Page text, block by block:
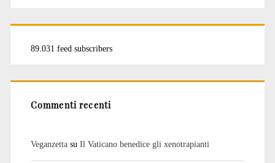
89.031 feed subscribers
Commenti recenti
Veganzettasu Il Vaticano benedice gli xenotrapianti